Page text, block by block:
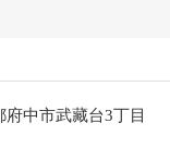
府中市武藏台3丁目